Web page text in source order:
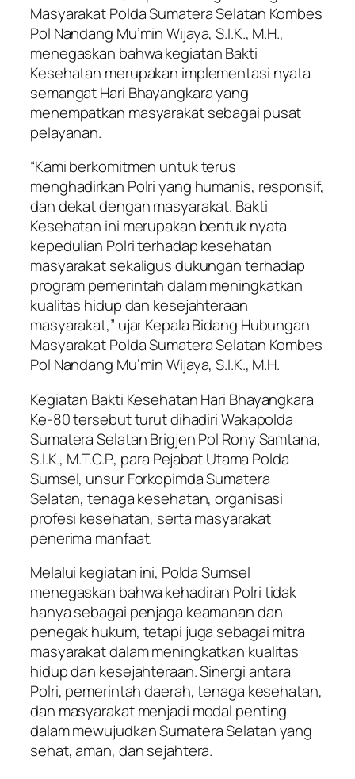
Masyarakat Polda Sumatera Selatan Kombes
Pol Nandang Mu’min Wijaya, S.I.K., M.H.,
menegaskan bahwa kegiatan Bakti
Kesehatan merupakan implementasi nyata
semangat Hari Bhayangkara yang
menempatkan masyarakat sebagai pusat
pelayanan.
“Kami berkomitmen untuk terus
menghadirkan Polri yang humanis, responsif,
dan dekat dengan masyarakat. Bakti
Kesehatan ini merupakan bentuk nyata
kepedulian Polri terhadap kesehatan
masyarakat sekaligus dukungan terhadap
program pemerintah dalam meningkatkan
kualitas hidup dan kesejahteraan
masyarakat,” ujar Kepala Bidang Hubungan
Masyarakat Polda Sumatera Selatan Kombes
Pol Nandang Mu’min Wijaya, S.I.K., M.H.
Kegiatan Bakti Kesehatan Hari Bhayangkara
Ke-80 tersebut turut dihadiri Wakapolda
Sumatera Selatan Brigjen Pol Rony Samtana,
S.I.K., M.T.C.P., para Pejabat Utama Polda
Sumsel, unsur Forkopimda Sumatera
Selatan, tenaga kesehatan, organisasi
profesi kesehatan, serta masyarakat
penerima manfaat.
Melalui kegiatan ini, Polda Sumsel
menegaskan bahwa kehadiran Polri tidak
hanya sebagai penjaga keamanan dan
penegak hukum, tetapi juga sebagai mitra
masyarakat dalam meningkatkan kualitas
hidup dan kesejahteraan. Sinergi antara
Polri, pemerintah daerah, tenaga kesehatan,
dan masyarakat menjadi modal penting
dalam mewujudkan Sumatera Selatan yang
sehat, aman, dan sejahtera.